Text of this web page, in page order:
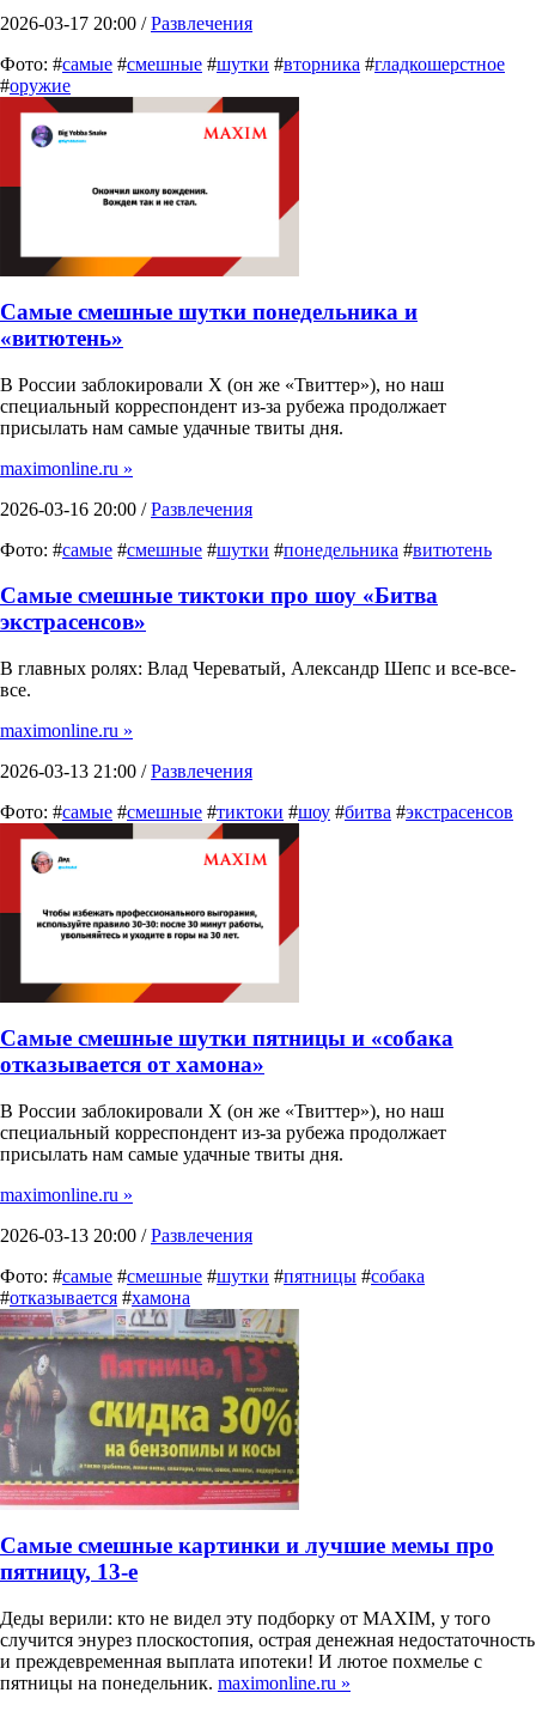
2026-03-17 20:00 /Развлечения
Фото: #самые #смешные #шутки #вторника #гладкошерстное
#оружие
Самые смешные шутки понедельника и
«витютень»
В России заблокировали X (он же «Твиттер»), но наш
специальный корреспондент из-за рубежа продолжает
присылать нам самые удачные твиты дня.
maximonline.ru »
2026-03-16 20:00 /Развлечения
Фото: #самые #смешные #шутки #понедельника #витютень
Самые смешные тиктоки про шоу «Битва
экстрасенсов»
В главных ролях: Влад Череватый, Александр Шепс и все-все-
все.
maximonline.ru »
2026-03-13 21:00 /Развлечения
Фото: #самые #смешные #тиктоки #шоу #битва #экстрасенсов
Самые смешные шутки пятницы и «собака
отказывается от хамона»
В России заблокировали X (он же «Твиттер»), но наш
специальный корреспондент из-за рубежа продолжает
присылать нам самые удачные твиты дня.
maximonline.ru »
2026-03-13 20:00 /Развлечения
Фото: #самые #смешные #шутки #пятницы #собака
#отказывается #хамона
Самые смешные картинки и лучшие мемы про
пятницу, 13-е
Деды верили: кто не видел эту подборку от MAXIM, у того
случится энурез плоскостопия, острая денежная недостаточность
и преждевременная выплата ипотеки! И лютое похмелье с
пятницы на понедельник. maximonline.ru »